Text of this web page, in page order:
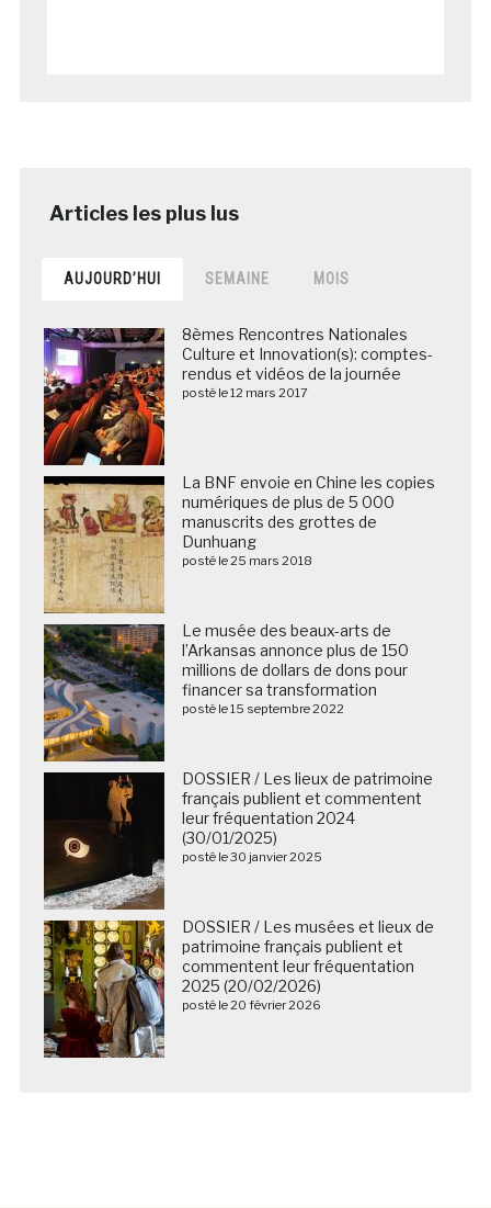
AUJOURD’HUI SEMAINE MOIS
8èmes Rencontres Nationales
Culture et Innovation(s): comptes-
rendus et vidéos de la journée
posté le 12 mars 2017
La BNF envoie en Chine les copies
numériques de plus de 5 000
manuscrits des grottes de
Dunhuang
posté le 25 mars 2018
Le musée des beaux-arts de
l’Arkansas annonce plus de 150
millions de dollars de dons pour
financer sa transformation
posté le 15 septembre 2022
DOSSIER / Les lieux de patrimoine
français publient et commentent
leur fréquentation 2024
(30/01/2025)
posté le 30 janvier 2025
DOSSIER / Les musées et lieux de
patrimoine français publient et
commentent leur fréquentation
2025 (20/02/2026)
posté le 20 février 2026